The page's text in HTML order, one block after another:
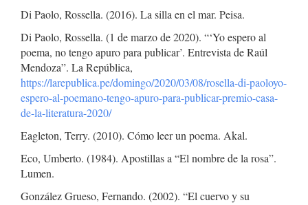
Di Paolo, Rossella. (2016). La silla en el mar. Peisa.
Di Paolo, Rossella. (1 de marzo de 2020). “‘Yo espero al
poema, no tengo apuro para publicar’. Entrevista de Raúl
Mendoza”. La República,
https://larepublica.pe/domingo/2020/03/08/rosella-di-paoloyo-
espero-al-poemano-tengo-apuro-para-publicar-premio-casa-
de-la-literatura-2020/
Eagleton, Terry. (2010). Cómo leer un poema. Akal.
Eco, Umberto. (1984). Apostillas a “El nombre de la rosa”.
Lumen.
González Grueso, Fernando. (2002). “El cuervo y su